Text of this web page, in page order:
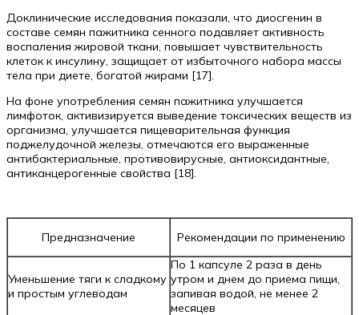
Доклинические исследования показали, что диосгенин в
составе семян пажитника сенного подавляет активность
воспаления жировой ткани, повышает чувствительность
клеток к инсулину, защищает от избыточного набора массы
тела при диете, богатой жирами [17].
На фоне употребления семян пажитника улучшается
лимфоток, активизируется выведение токсических веществ из
организма, улучшается пищеварительная функция
поджелудочной железы, отмечаются его выраженные
антибактериальные, противовирусные, антиоксидантные,
антиканцерогенные свойства [18].
Предназначение Рекомендации по применению
Уменьшение тяги к сладкому
и простым углеводам
По 1 капсуле 2 раза в день
утром и днем до приема пищи,
запивая водой, не менее 2
месяцев